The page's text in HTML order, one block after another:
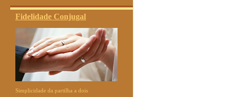
Fidelidade Conjugal
Simplicidade da partilha a dois